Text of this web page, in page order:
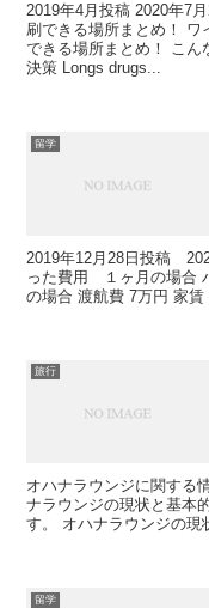
2019年4月投稿 2020年7
刷できる場所まとめ！ ワ
できる場所まとめ！ こん
決策 Longs drugs...
留学
2019年12月28日投稿
った費用 １ヶ月の場合
の場合 渡航費 7万円 家賃
旅行
オハナラウンジに関する
ナラウンジの現状と基本
す。 オハナラウンジの現
留学